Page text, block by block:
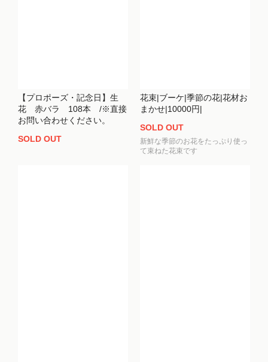
【プロポーズ・記念日】生
花 赤バラ 108本 /※直接
お問い合わせください。
SOLD OUT
花束|ブーケ|季節の花|花材お
まかせ|10000円|
SOLD OUT
新鮮な季節のお花をたっぷり使っ
て束ねた花束です